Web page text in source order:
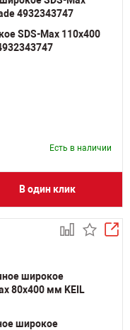
SDS-Max 110х400
Есть в наличии
В один клик
широкое